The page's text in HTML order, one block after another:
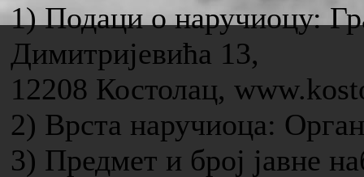
1) Подаци о наручиоцу:
Димитријевића 13,
12208 Костолац,
2) Врста наручиоца:
3) Предмет и број јавне